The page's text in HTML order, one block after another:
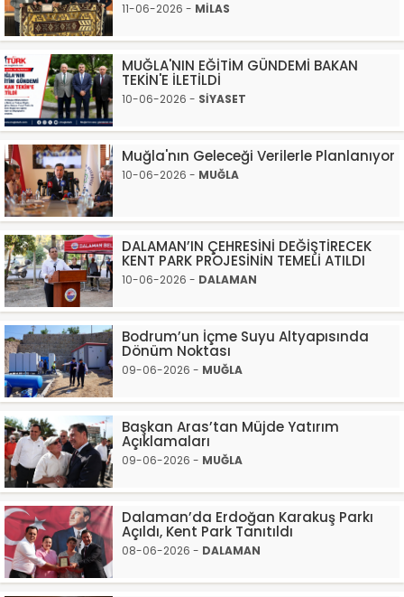
11-06-2026 - MİLAS
MUĞLA'NIN EĞİTİM GÜNDEMİ BAKAN
TEKİN'E İLETİLDİ
10-06-2026 - SİYASET
Muğla'nın Geleceği Verilerle Planlanıyor
10-06-2026 - MUĞLA
DALAMAN’IN ÇEHRESİNİ DEĞİŞTİRECEK
KENT PARK PROJESİNİN TEMELİ ATILDI
10-06-2026 - DALAMAN
Bodrum’un İçme Suyu Altyapısında
Dönüm Noktası
09-06-2026 - MUĞLA
Başkan Aras’tan Müjde Yatırım
Açıklamaları
09-06-2026 - MUĞLA
Dalaman’da Erdoğan Karakuş Parkı
Açıldı, Kent Park Tanıtıldı
08-06-2026 - DALAMAN